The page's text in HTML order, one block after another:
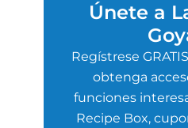
Únete a
Regístrese
obtenga
funciones
Recipe Box,